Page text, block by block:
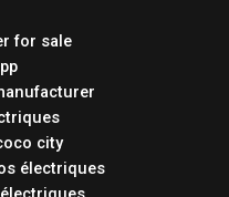
for sale
city
électriques